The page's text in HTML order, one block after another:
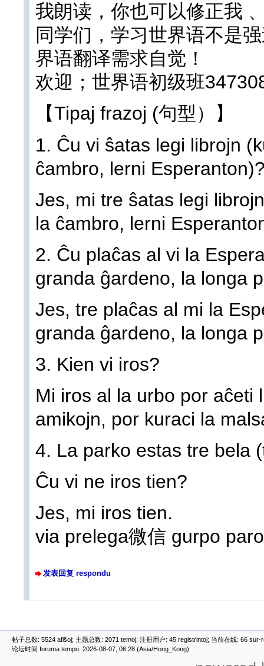
我朗读，你也可以修正我
同学们，学习世界语不是
界语翻译需求自觉！
欢迎；世界语初级班
【Tipaj frazoj (句型）】
1. Ĉu vi ŝatas legi librojn
ĉambro, lerni
Jes, mi tre ŝatas legi
la ĉambro, lerni
2. Ĉu plaĉas al vi la
granda ĝardeno, la longa
Jes, tre plaĉas al mi la
granda ĝardeno, la longa
3. Kien vi iros?
Mi iros al la urbo por aĉeti
amikojn, por kuraci la
4. La parko estas tre bela
Ĉu vi ne iros tien?
Jes, mi iros tien.
via prelega微信 gurpo
发表回复 respondu
帖子总数: 5524 afiŝoj; 主题总数: 2071 temoj; 注册用户: 45 registrintoj; 当前在线: 66
论坛时间 foruma tempo: 2026-08-07, 06:28 (Asia/Hong_Kong)